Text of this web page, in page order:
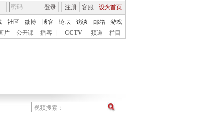
客服 设为首页
登录 注册
社区 微博 博客 论坛 访谈 邮箱
游戏
片 公开课 播客 CCTV 频道 栏目